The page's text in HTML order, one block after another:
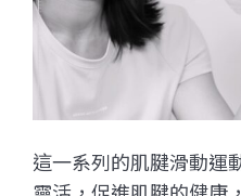
這一系列的肌腱滑動運